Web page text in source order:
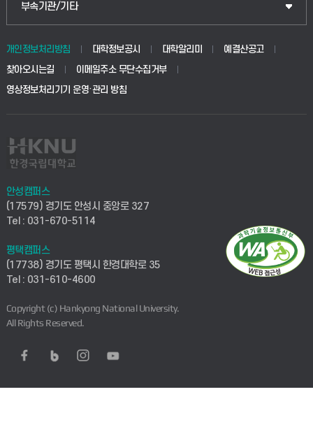
부속기관/기타
개인정보처리방침 대학정보공시 대학알리미
예결산공고
찾아오시는길
이메일주소 무단수집거부
영상정보처리기기 운영·관리 방침
안성캠퍼스
(17579) 경기도 안성시 중앙로 327
Tel : 031-670-5114
평택캠퍼스
(17738) 경기도 평택시 한경대학로 35
Tel : 031-610-4600
Copyright (c) Hankyong National University.
All Rights Reserved.